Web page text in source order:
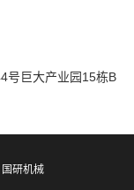
号巨大产业园15栋B
研机械